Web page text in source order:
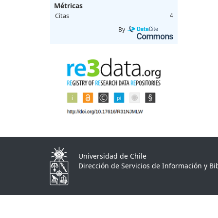
Métricas
Citas 4
By
Universidad de Chile
Dirección de Servicios de Información y